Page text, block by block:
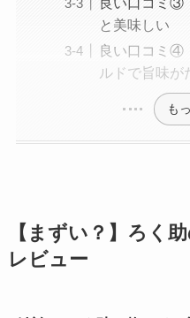
と美味しい
良い口コミ④
ルドで旨味が
も
【まずい？】ろく
レビュー